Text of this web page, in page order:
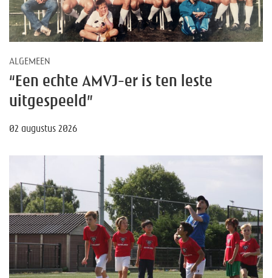
ALGEMEEN
“Een echte AMVJ-er is ten leste
uitgespeeld”
02 augustus 2026